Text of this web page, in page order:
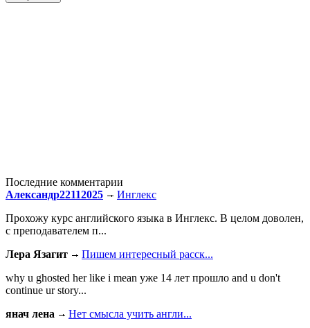
Последние комментарии
Александр22112025
Инглекс
Прохожу курс английского языка в Инглекс. В целом доволен,
с преподавателем п...
Лера Язагит
Пишем интересный расск...
why u ghosted her like i mean уже 14 лет прошло and u don't
continue ur story...
янач лена
Нет смысла учить англи...